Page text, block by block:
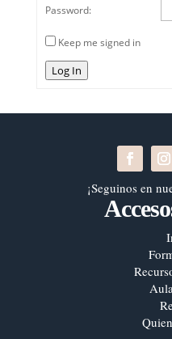
Password:
Keep me signed in
Log In
¡Seguinos en